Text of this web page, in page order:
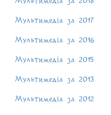
Мультимедіа за 2017
Мультимедіа за 2016
Мультимедіа за 2015
Мультимедіа за 2013
Мультимедіа за 2012